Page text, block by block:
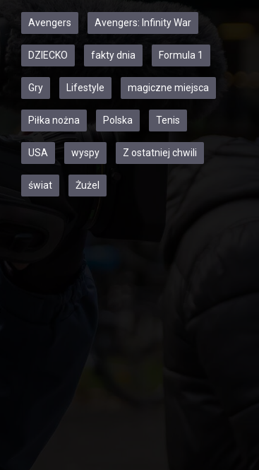
Avengers Avengers: Infinity War
DZIECKO fakty dnia Formula 1
Gry Lifestyle magiczne miejsca
Piłka nożna Polska Tenis
USA wyspy Z ostatniej chwili
świat Żużel